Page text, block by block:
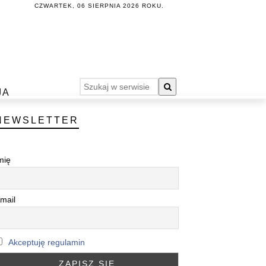
CZWARTEK, 06 SIERPNIA 2026 ROKU.
Akceptuję regulamin